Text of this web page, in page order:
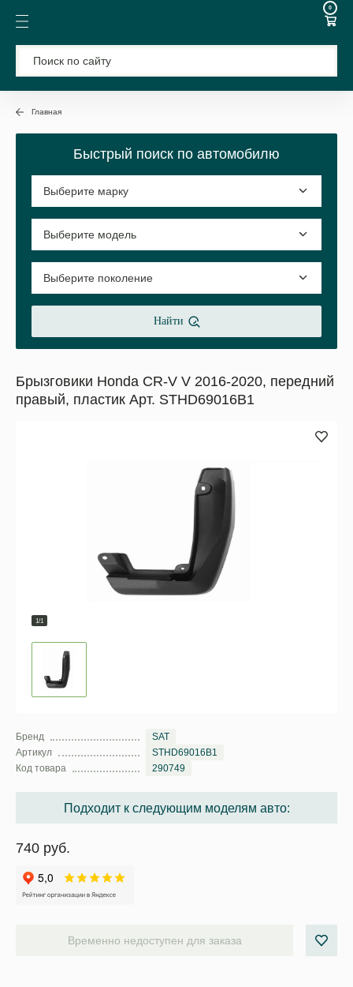
0
Главная
Быстрый поиск по автомобилю
Найти
Брызговики Honda CR-V V 2016-2020, передний
правый, пластик Арт. STHD69016B1
1/1
Бренд
SAT
Артикул
STHD69016B1
Код товара
290749
Подходит к следующим моделям авто:
740 руб.
Временно недоступен для заказа